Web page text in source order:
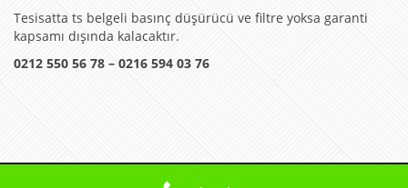
Tesisatta ts belgeli basınç düşürücü ve filtre yoksa garanti
kapsamı dışında kalacaktır.
0212 550 56 78 – 0216 594 03 76